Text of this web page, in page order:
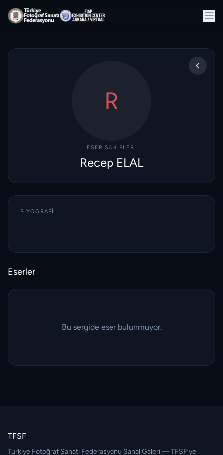
R
ESER SAHIPLERI
Recep ELAL
BIYOGRAFI
.
Eserler
Bu sergide eser bulunmuyor.
TFSF
Türkiye Fotoğraf Sanatı Federasyonu Sanal Galeri — TFSF’ye